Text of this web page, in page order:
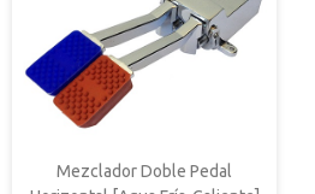
Mezclador Doble Pedal